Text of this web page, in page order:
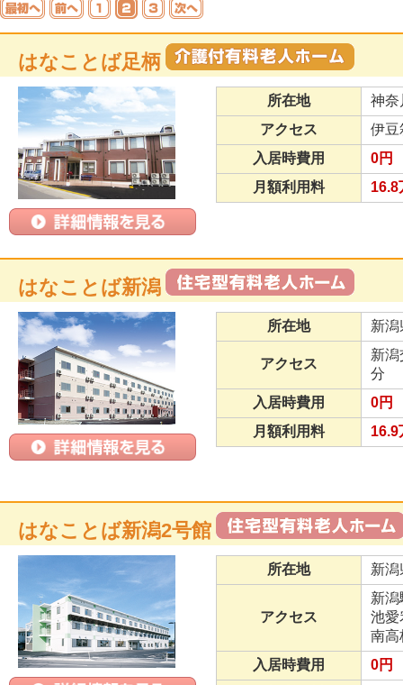
はなことば足柄
所在地
神奈
アクセス
伊豆
入居時費用
0円
月額利用料
16.8
はなことば新潟
所在地 新
アクセス
新
分
入居時費用
0円
月額利用料
16.9
はなことば新潟2号館
所在地 新
アクセス
新
池愛
南高
入居時費用
0円